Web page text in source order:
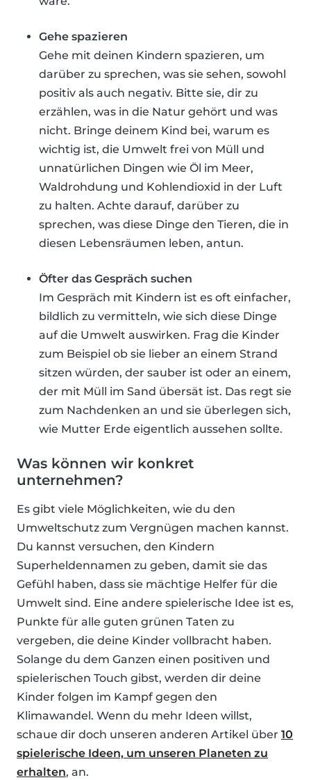
Gehe spazieren
Gehe mit deinen Kindern spazieren, um
darüber zu sprechen, was sie sehen, sowohl
positiv als auch negativ. Bitte sie, dir zu
erzählen, was in die Natur gehört und was
nicht. Bringe deinem Kind bei, warum es
wichtig ist, die Umwelt frei von Müll und
unnatürlichen Dingen wie Öl im Meer,
Waldrohdung und Kohlendioxid in der Luft
zu halten. Achte darauf, darüber zu
sprechen, was diese Dinge den Tieren, die in
diesen Lebensräumen leben, antun.
Öfter das Gespräch suchen
Im Gespräch mit Kindern ist es oft einfacher,
bildlich zu vermitteln, wie sich diese Dinge
auf die Umwelt auswirken. Frag die Kinder
zum Beispiel ob sie lieber an einem Strand
sitzen würden, der sauber ist oder an einem,
der mit Müll im Sand übersät ist. Das regt sie
zum Nachdenken an und sie überlegen sich,
wie Mutter Erde eigentlich aussehen sollte.
Was können wir konkret
unternehmen?
Es gibt viele Möglichkeiten, wie du den
Umweltschutz zum Vergnügen machen kannst.
Du kannst versuchen, den Kindern
Superheldennamen zu geben, damit sie das
Gefühl haben, dass sie mächtige Helfer für die
Umwelt sind. Eine andere spielerische Idee ist es,
Punkte für alle guten grünen Taten zu
vergeben, die deine Kinder vollbracht haben.
Solange du dem Ganzen einen positiven und
spielerischen Touch gibst, werden dir deine
Kinder folgen im Kampf gegen den
Klimawandel. Wenn du mehr Ideen willst,
schaue dir doch unseren anderen Artikel über 10
spielerische Ideen, um unseren Planeten zu
erhalten, an.